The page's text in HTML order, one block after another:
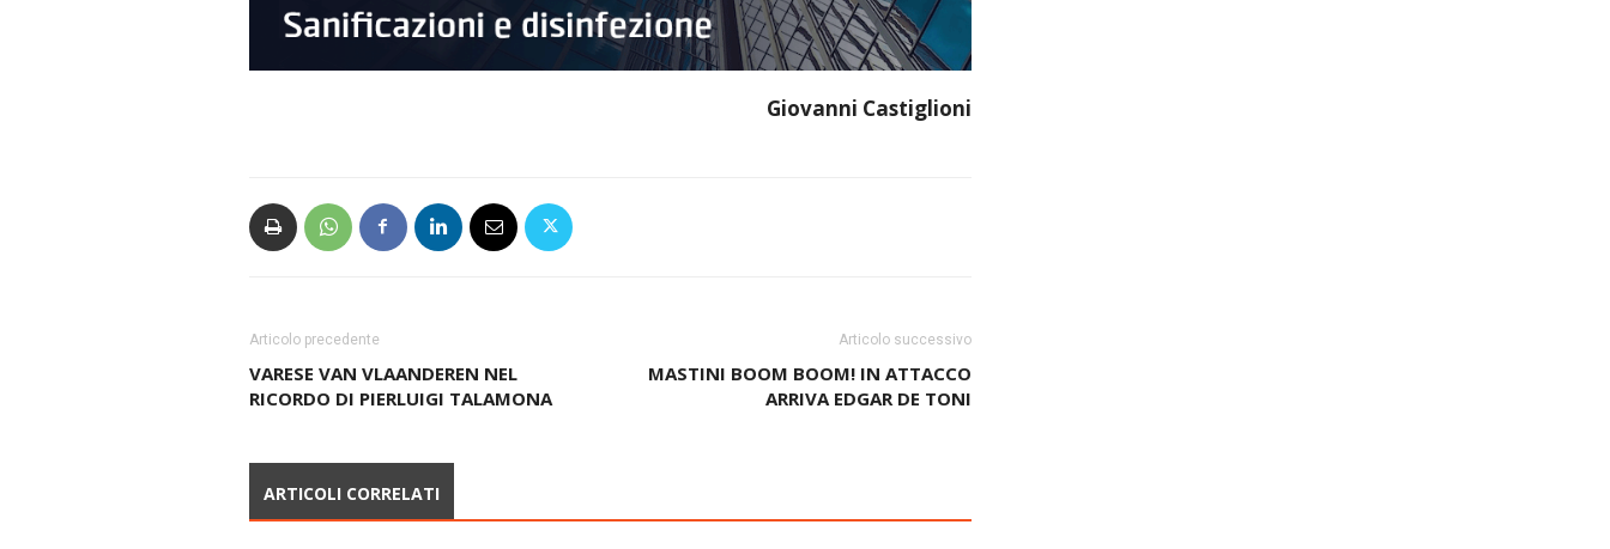
Giovanni Castiglioni
Articolo precedente
VARESE VAN VLAANDEREN NEL
RICORDO DI PIERLUIGI TALAMONA
Articolo successivo
MASTINI BOOM BOOM! IN ATTACCO
ARRIVA EDGAR DE TONI
ARTICOLI CORRELATI